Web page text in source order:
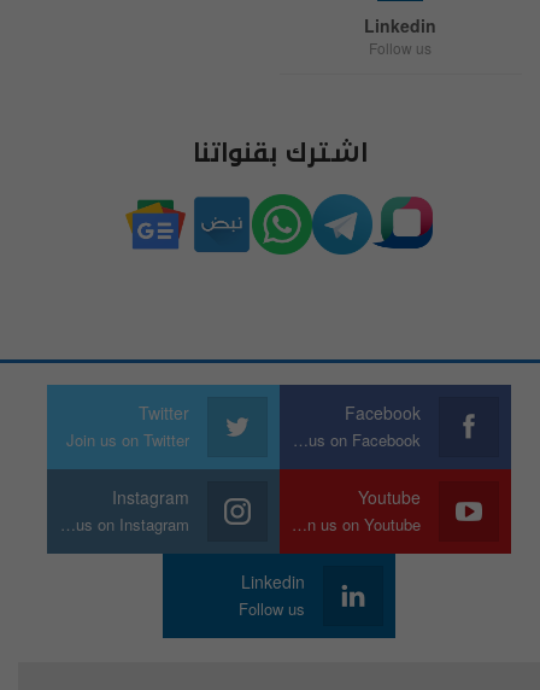
Linkedin
Follow us
اشترك بقنواتنا
Facebook
Join us on Facebook
Twitter
Join us on Twitter
Youtube
Join us on Youtube
Instagram
Join us on Instagram
Linkedin
Follow us